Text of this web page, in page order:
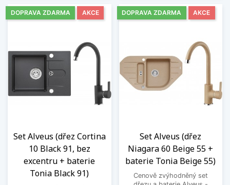
Set Alveus (dřez Cortina
10 Black 91, bez
excentru + baterie
Tonia Black 91)
DOPRAVA ZDARMA AKCE
Set Alveus (dřez
Niagara 60 Beige 55 +
baterie Tonia Beige 55)
Cenově zvýhodněný set
DOPRAVA ZDARMA AKCE